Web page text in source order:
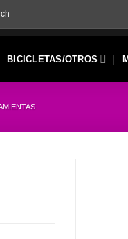
BICICLETAS/OTROS